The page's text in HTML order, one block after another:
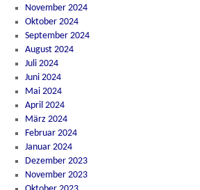
November 2024
Oktober 2024
September 2024
August 2024
Juli 2024
Juni 2024
Mai 2024
April 2024
März 2024
Februar 2024
Januar 2024
Dezember 2023
November 2023